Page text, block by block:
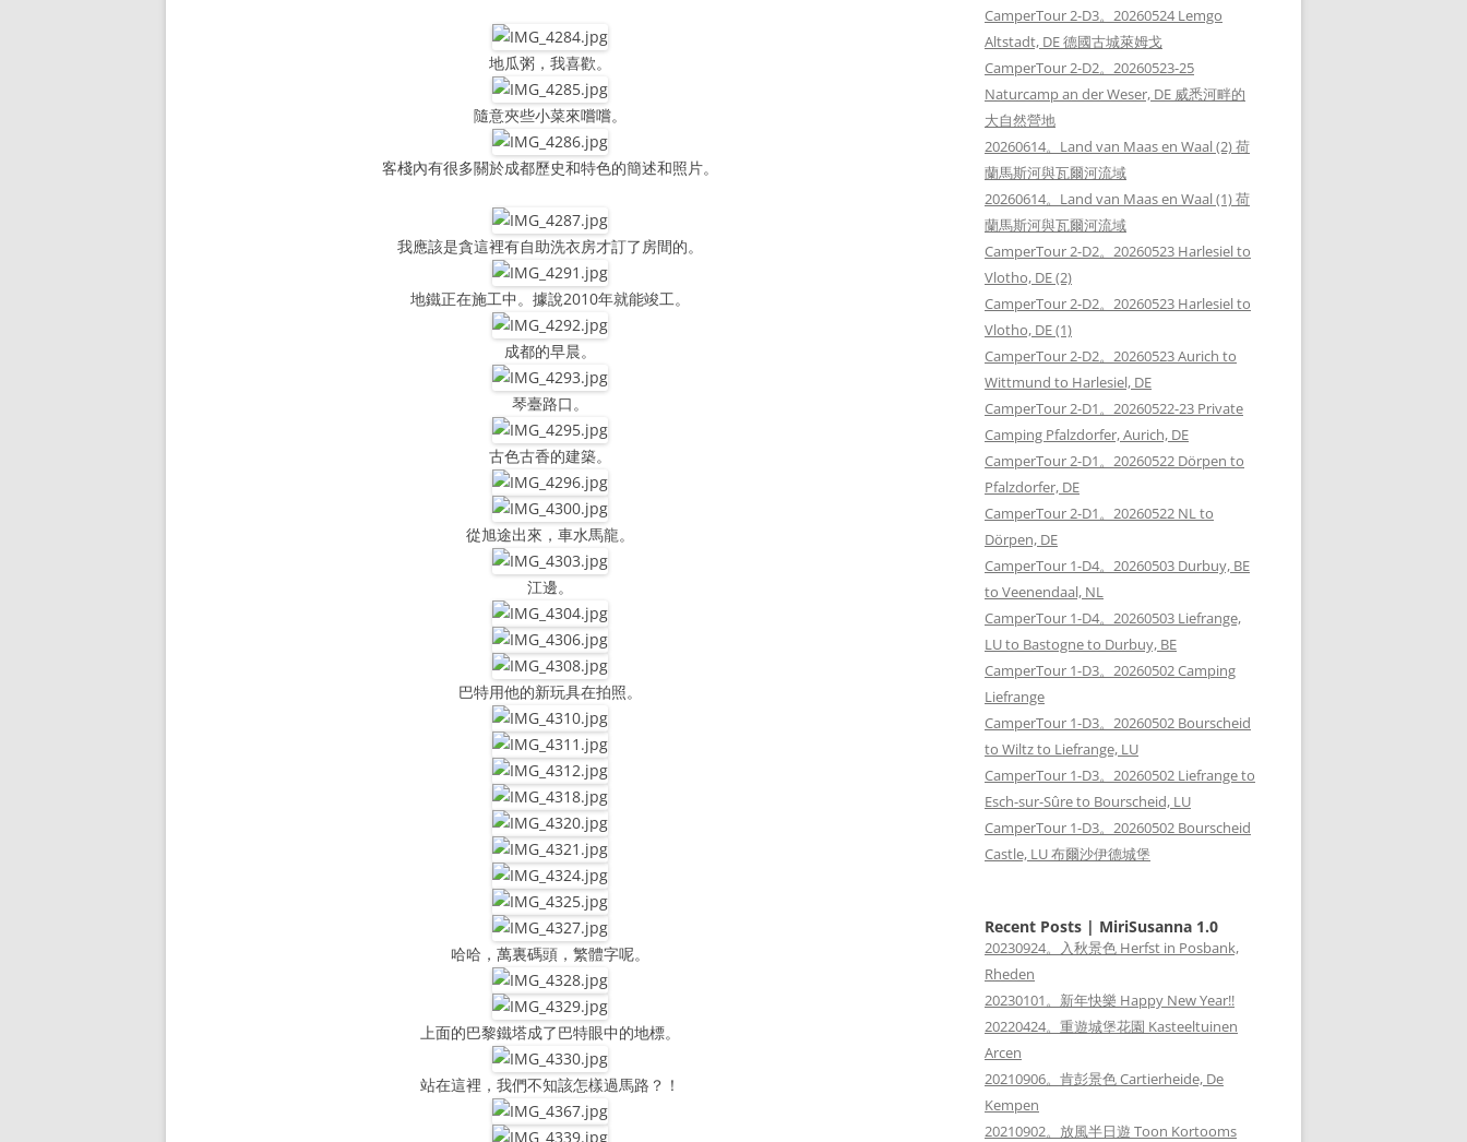
地瓜粥，我喜歡。
隨意夾些小菜來嚐嚐。
客棧內有很多關於成都歷史和特色的簡述和照片。
我應該是貪這裡有自助洗衣房才訂了房間的。
地鐵正在施工中。據說2010年就能竣工。
成都的早晨。
琴臺路口。
古色古香的建築。
從旭途出來，車水馬龍。
江邊。
巴特用他的新玩具在拍照。
哈哈，萬裏碼頭，繁體字呢。
上面的巴黎鐵塔成了巴特眼中的地標。
站在這裡，我們不知該怎樣過馬路？！
CamperTour 2-D3。20260524 Lemgo
Altstadt, DE 德國古城萊姆戈
CamperTour 2-D2。20260523-25
Naturcamp an der Weser, DE 威悉河畔的
大自然營地
20260614。Land van Maas en Waal (2) 荷
蘭馬斯河與瓦爾河流域
20260614。Land van Maas en Waal (1) 荷
蘭馬斯河與瓦爾河流域
CamperTour 2-D2。20260523 Harlesiel to
Vlotho, DE (2)
CamperTour 2-D2。20260523 Harlesiel to
Vlotho, DE (1)
CamperTour 2-D2。20260523 Aurich to
Wittmund to Harlesiel, DE
CamperTour 2-D1。20260522-23 Private
Camping Pfalzdorfer, Aurich, DE
CamperTour 2-D1。20260522 Dörpen to
Pfalzdorfer, DE
CamperTour 2-D1。20260522 NL to
Dörpen, DE
CamperTour 1-D4。20260503 Durbuy, BE
to Veenendaal, NL
CamperTour 1-D4。20260503 Liefrange,
LU to Bastogne to Durbuy, BE
CamperTour 1-D3。20260502 Camping
Liefrange
CamperTour 1-D3。20260502 Bourscheid
to Wiltz to Liefrange, LU
CamperTour 1-D3。20260502 Liefrange to
Esch-sur-Sûre to Bourscheid, LU
CamperTour 1-D3。20260502 Bourscheid
Castle, LU 布爾沙伊德城堡
Recent Posts | MiriSusanna 1.0
20230924。入秋景色 Herfst in Posbank,
Rheden
20230101。新年快樂 Happy New Year!!
20220424。重遊城堡花園 Kasteeltuinen
Arcen
20210906。肯彭景色 Cartierheide, De
Kempen
20210902。放風半日遊 Toon Kortooms